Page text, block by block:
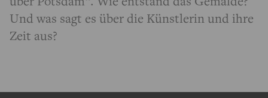
Und was sagt es über die Künstlerin und ihre
Zeit aus?